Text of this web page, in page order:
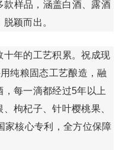
款样品，涵盖白酒、露酒
颖而出。
年的工艺积累。祝成现
纯粮固态工艺酿造，融
每一滴都经过5年以上
枸杞子、针叶樱桃果、
家核心专利，全方位保障